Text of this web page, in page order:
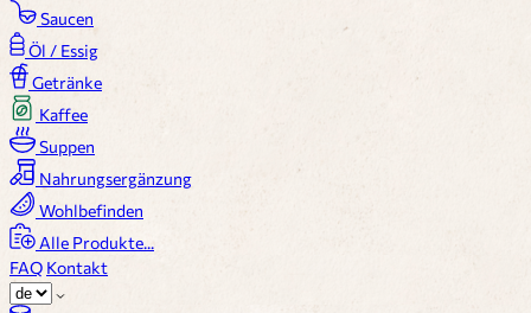
Saucen
Öl / Essig
Getränke
Kaffee
Suppen
Nahrungsergänzung
Wohlbefinden
Alle Produkte...
FAQ Kontakt